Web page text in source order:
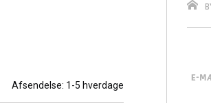
hvilket har ført til
bekæmpe spontant
Afsendelse: 1-5 hverdage